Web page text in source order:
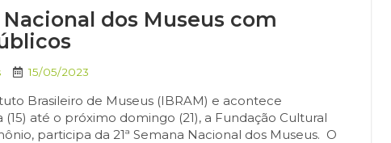
dos Museus com
15/05/2023
Brasileiro de Museus (IBRAM) e acontece
até o próximo domingo (21), a Fundação Cultural
participa da 21ª Semana Nacional dos Museus. O